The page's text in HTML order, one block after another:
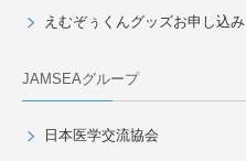
えむぞぅくんグッズお申し込み
JAMSEAグループ
日本医学交流協会